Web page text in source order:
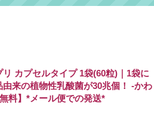
カプセルタイプ 1袋(60粒)｜1袋に
由来の植物性乳酸菌が30兆個！ -かわ
料】*メール便での発送*